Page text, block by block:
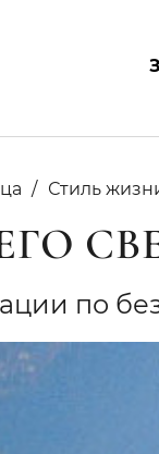
Стиль
по